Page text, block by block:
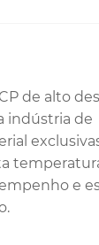
de alto
indústria de
e